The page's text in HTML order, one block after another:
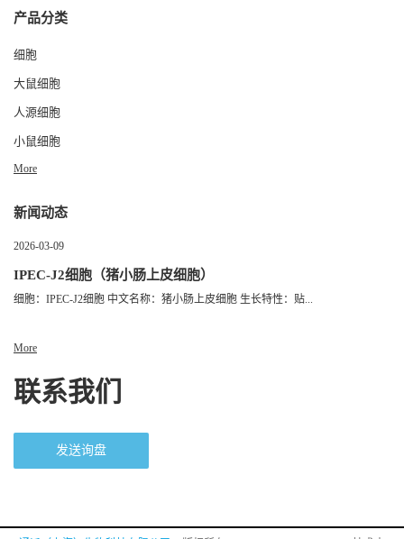
产品分类
细胞
大鼠细胞
人源细胞
小鼠细胞
More
新闻动态
2026-03-09
IPEC-J2细胞（猪小肠上皮细胞）
细胞：IPEC-J2细胞 中文名称：猪小肠上皮细胞 生长特性：贴...
More
联系我们
发送询盘